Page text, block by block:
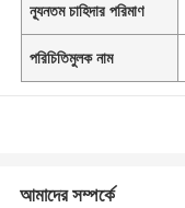
ন্যূনতম চাহিদার পরিমাণ
পরিচিতিমুলক নাম
আমাদের সম্পর্কে